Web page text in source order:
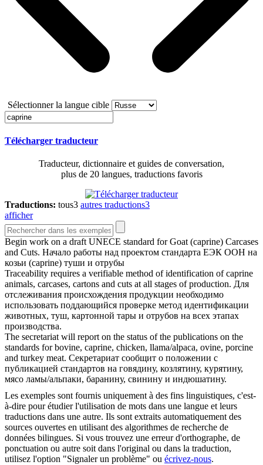
Sélectionner la langue cible
Télécharger traducteur
Traducteur, dictionnaire et guides de conversation,
plus de 20 langues, traductions favoris
Traductions: tous3 autres traductions3
afficher
Begin work on a draft UNECE standard for Goat (caprine) Carcases
and Cuts. Начало работы над проектом стандарта ЕЭК ООН на
козьи (caprine) туши и отрубы
Traceability requires a verifiable method of identification ofcaprine
animals, carcases, cartons and cuts at all stages of production. Для
отслеживания происхождения продукции необходимо
использовать поддающийся проверке метод идентификации
животных, туш, картонной тары и отрубов на всех этапах
производства.
The secretariat will report on the status of the publications on the
standards for bovine, caprine, chicken, llama/alpaca, ovine, porcine
and turkey meat. Секретариат сообщит о положении с
публикацией стандартов на говядину, козлятину, курятину,
мясо ламы/альпаки, баранину, свинину и индюшатину.
Les exemples sont fournis uniquement à des fins linguistiques, c'est-
à-dire pour étudier l'utilisation de mots dans une langue et leurs
traductions dans une autre. Ils sont extraits automatiquement des
sources ouvertes en utilisant des algorithmes de recherche de
données bilingues. Si vous trouvez une erreur d'orthographe, de
ponctuation ou autre soit dans l'original ou dans la traduction,
utilisez l'option "Signaler un problème" ou écrivez-nous.